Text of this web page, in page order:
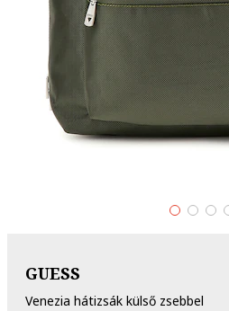
GUESS
Venezia hátizsák külső zsebbel